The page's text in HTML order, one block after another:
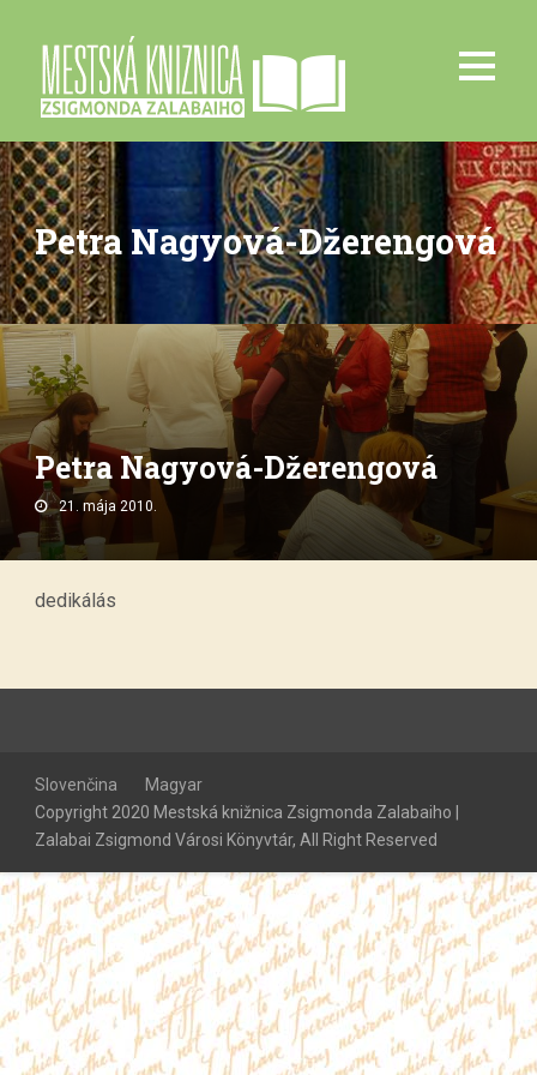
Petra Nagyová-Džerengová
Petra Nagyová-Džerengová
21. mája 2010.
dedikálás
Slovenčina
Magyar
Copyright 2020 Mestská knižnica Zsigmonda Zalabaiho |
Zalabai Zsigmond Városi Könyvtár, All Right Reserved